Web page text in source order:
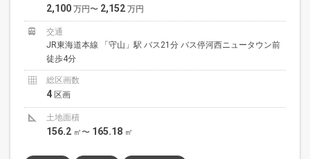
2,100 万円〜 2,152 万円
交通
JR東海道本線 「守山」駅 バス21分 バス停河西ニュータウン前
徒歩4分
総区画数
4 区画
土地面積
156.2 ㎡〜 165.18 ㎡